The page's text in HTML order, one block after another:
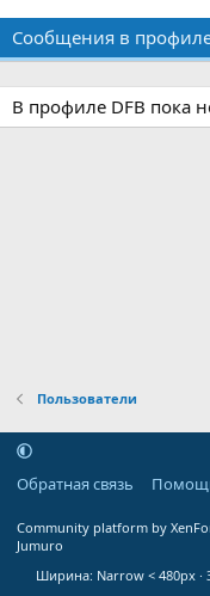
Сообщения в
В профиле DFB пока
Пользователи
Обратная связь
Community platform by
Jumuro
Ширина